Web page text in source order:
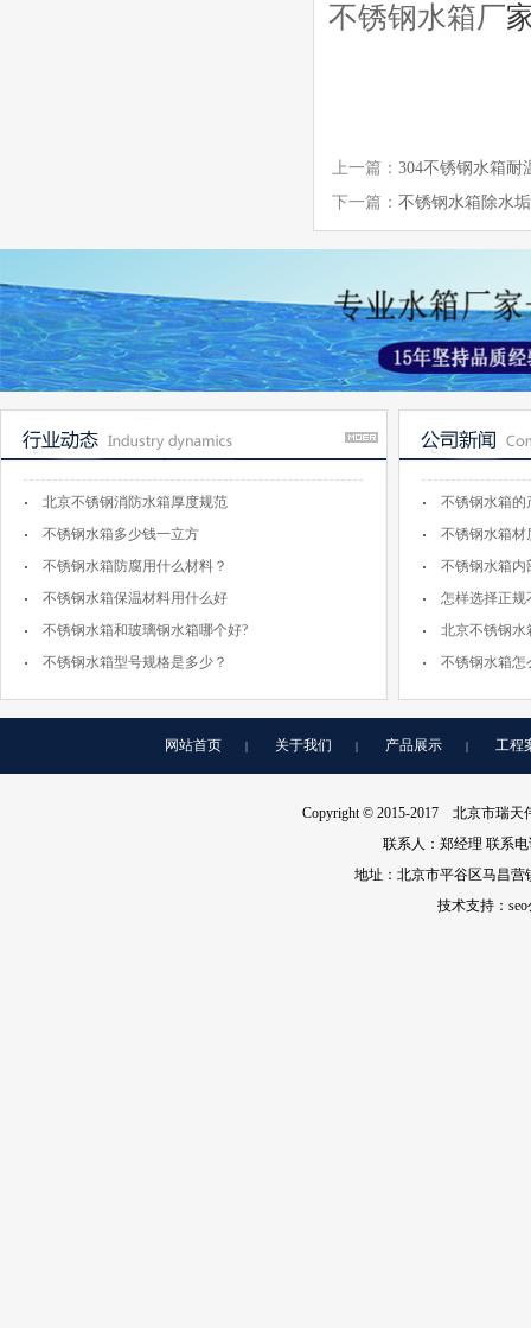
不锈钢水箱厂
上一篇： 304不锈钢水箱耐
下一篇： 不锈钢水箱除水
北京不锈钢消防水箱厚度规范
不锈钢水箱多少钱一立方
不锈钢水箱防腐用什么材料？
不锈钢水箱保温材料用什么好
不锈钢水箱和玻璃钢水箱哪个好?
不锈钢水箱型号规格是多少？
不锈钢水箱的
不锈钢水箱材
不锈钢水箱内
怎样选择正规
北京不锈钢水
不锈钢水箱怎
网站首页 | 关于我们 | 产品展示 | 工程
Copyright © 2015-2017 北京市瑞
联系人：郑经理 联系电
地址：北京市平谷区马昌
技术支持：